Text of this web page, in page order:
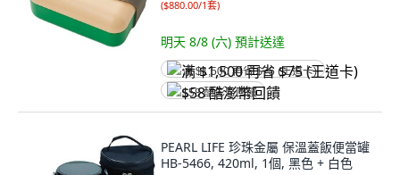
($880.00/1套)
明天 8/8 (六) 預計送達
满 $1,500 再省 $75 (王道卡)
$58 酷澎幣回饋
PEARL LIFE 珍珠金屬 保溫蓋飯便當罐
HB-5466, 420ml, 1個, 黑色 + 白色